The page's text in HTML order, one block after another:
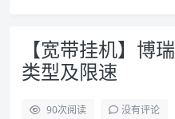
【宽带挂机】博
类型及限速
90次阅读 没有评论